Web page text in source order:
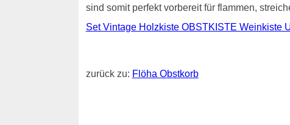
sind somit perfekt vorbereit für flammen,
Set Vintage Holzkiste OBSTKISTE Weinkiste
zurück zu: Flöha Obstkorb